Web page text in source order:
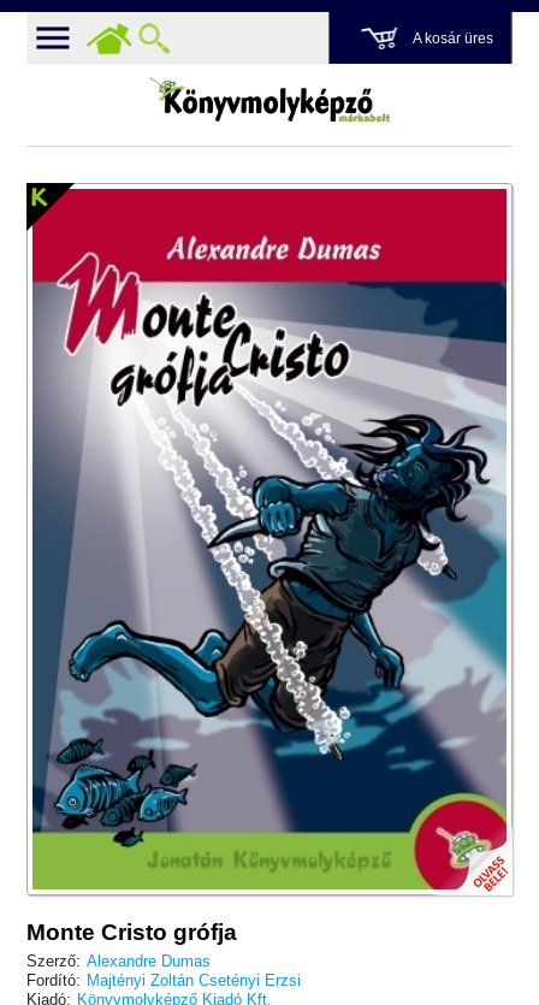
A kosár üres
Monte Cristo grófja
Szerző: Alexandre Dumas
Fordító: Majtényi Zoltán Csetényi Erzsi
Kiadó: Könyvmolyképző Kiadó Kft.